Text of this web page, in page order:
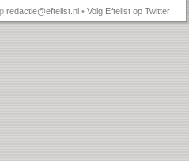
redactie@eftelist.nl • Volg Eftelist op Twitter